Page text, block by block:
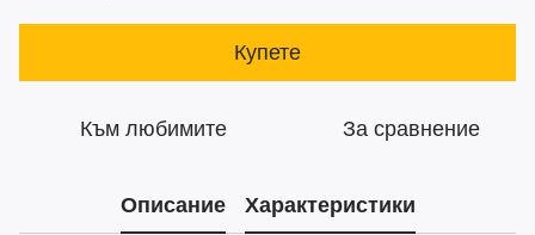
Купете
Към любимите За сравнение
Описание Характеристики